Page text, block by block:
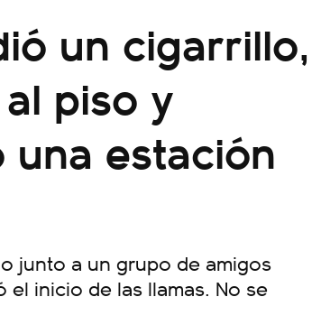
un cigarrillo,
piso y
estación
junto a un grupo de amigos
inicio de las llamas. No se